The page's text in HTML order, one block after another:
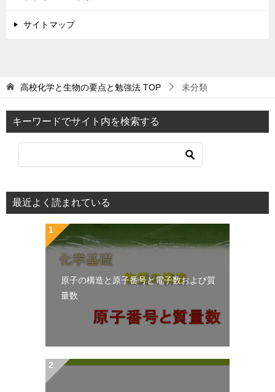
サイトマップ
高校化学と生物の要点と勉強法 TOP 未分類
キーワードでサイト内を検索する
最近よく読まれている
原子の構造と原子番号と電子数および質
量数